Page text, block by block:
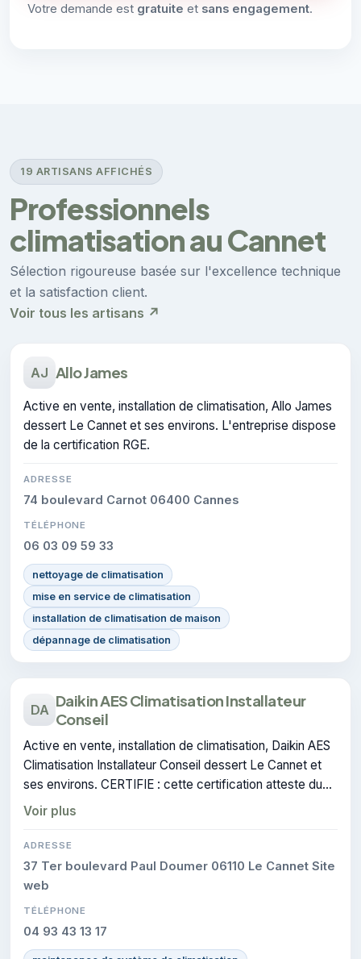
Votre demande est gratuite et sans engagement.
19 ARTISANS AFFICHÉS
Professionnels
climatisation au Cannet
Sélection rigoureuse basée sur l'excellence technique
et la satisfaction client.
Voir tous les artisans ↗
AJ Allo James
Active en vente, installation de climatisation, Allo James
dessert Le Cannet et ses environs. L'entreprise dispose
de la certification RGE.
ADRESSE
74 boulevard Carnot 06400 Cannes
TÉLÉPHONE
06 03 09 59 33
nettoyage de climatisation
mise en service de climatisation
installation de climatisation de maison
dépannage de climatisation
DA Daikin AES Climatisation Installateur
Conseil
Active en vente, installation de climatisation, Daikin AES
Climatisation Installateur Conseil dessert Le Cannet et
ses environs. CERTIFIE : cette certification atteste du
savoir-faire de l'entreprise.
Voir plus
ADRESSE
37 Ter boulevard Paul Doumer 06110 Le Cannet Site
web
TÉLÉPHONE
04 93 43 13 17